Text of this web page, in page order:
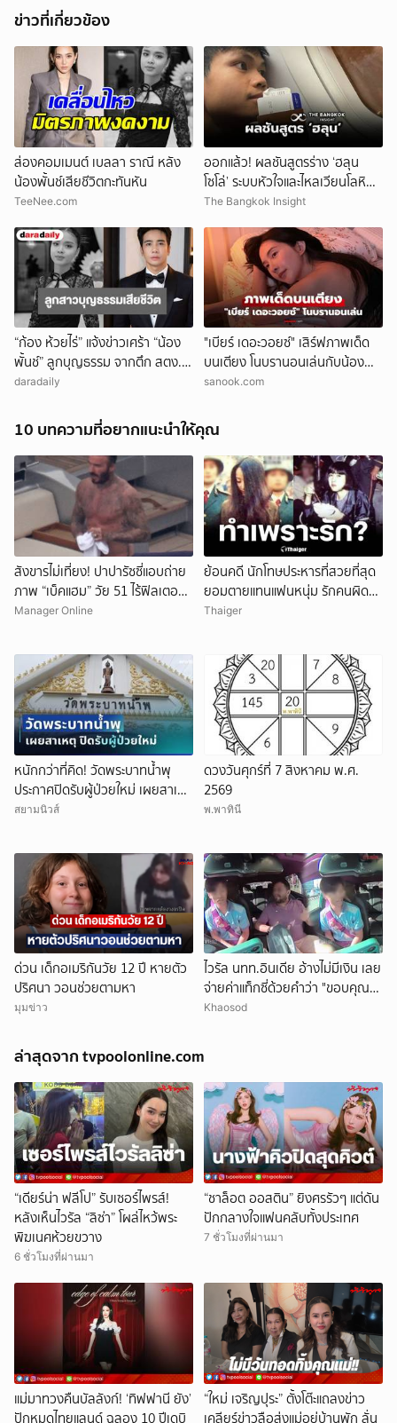
ข่าวที่เกี่ยวข้อง
ส่องคอมเมนต์ เบลลา ราณี หลัง
น้องพั้นช์เสียชีวิตกะทันหัน
TeeNee.com
ออกแล้ว! ผลชันสูตรร่าง ‘ฮลุน
โซโล่’ ระบบหัวใจและไหลเวียนโลหิต
ล้มเหลว
The Bangkok Insight
“ก้อง ห้วยไร่” แจ้งข่าวเศร้า “น้อง
พั้นช์” ลูกบุญธรรม จากตึก สตง.
ถล่ม เสียชีวิตแล้ว
daradaily
"เบียร์ เดอะวอยซ์" เสิร์ฟภาพเด็ด
บนเตียง โนบรานอนเล่นกับน้อง
หมาสุดชิล
sanook.com
10 บทความที่อยากแนะนำให้คุณ
สังขารไม่เที่ยง! ปาปารัซซี่แอบถ่าย
ภาพ “เบ็คแฮม” วัย 51 ไร้ฟิลเตอร์
เผยให้เห็นผมบาง-ศีรษะล้าน
Manager Online
ย้อนคดี นักโทษประหารที่สวยที่สุด
ยอมตายแทนแฟนหนุ่ม รักคนผิด
ชีวิตดิ่งเหว
Thaiger
หนักกว่าที่คิด! วัดพระบาทน้ำพุ
ประกาศปิดรับผู้ป่วยใหม่ เผยสาเหตุ
สุดสะเทือนใจ
สยามนิวส์
ดวงวันศุกร์ที่ 7 สิงหาคม พ.ศ.
2569
พ.พาทินี
ด่วน เด็กอเมริกันวัย 12 ปี หายตัว
ปริศนา วอนช่วยตามหา
มุมข่าว
ไวรัล นทท.อินเดีย อ้างไม่มีเงิน เลย
จ่ายค่าแท็กซี่ด้วยคำว่า "ขอบคุณ"
คนขับอึ้ง แห่วิจารณ์
Khaosod
ล่าสุดจาก tvpoolonline.com
“เดียร์น่า ฟลีโป” รับเซอร์ไพรส์!
หลังเห็นไวรัล “ลิซ่า” โผล่ไหว้พระ
พิฆเนศห้วยขวาง
6 ชั่วโมงที่ผ่านมา
“ชาล็อต ออสติน” ยิงศรรัวๆ แต่ดัน
ปักกลางใจแฟนคลับทั้งประเทศ
7 ชั่วโมงที่ผ่านมา
แม่มาทวงคืนบัลลังก์! ‘ทิฟฟานี ยัง’
ปักหมุดไทยแลนด์ ฉลอง 10 ปีเดบิ
“ใหม่ เจริญปุระ” ตั้งโต๊ะแถลงข่าว
เคลียร์ข่าวลือส่งแม่อยู่บ้านพัก ลั่น
ยกเลิก